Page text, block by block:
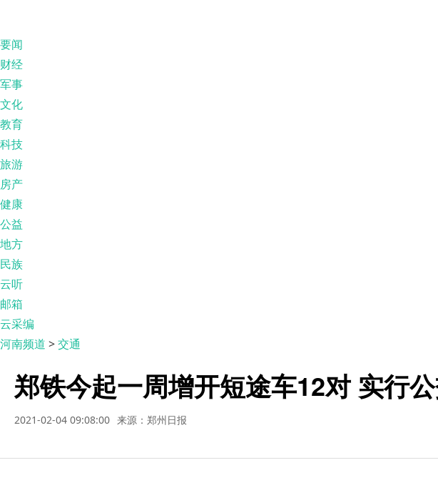
要闻
财经
军事
文化
教育
科技
旅游
房产
健康
公益
地方
民族
云听
邮箱
云采编
河南频道 >交通
郑铁今起一周增开短途车12对 实行
2021-02-04 09:08:00 来源：郑州日报